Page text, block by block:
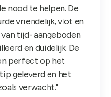
nood te helpen. De
vriendelijk, vlot en
tijd- aangeboden
en duidelijk. De
perfect op het
geleverd en het
verwacht."